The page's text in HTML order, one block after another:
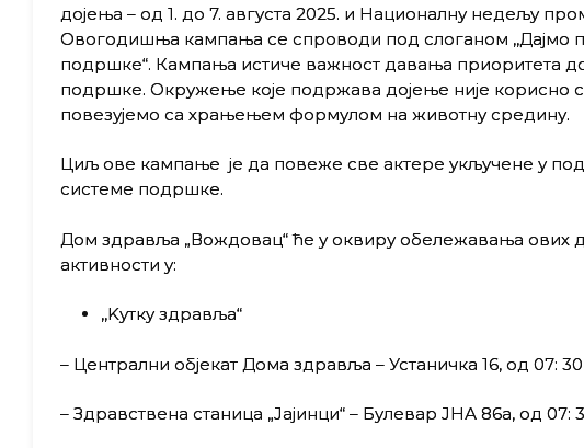
дојења – од 1. до 7. августа 2025. и Националну недељу
Овогодишња кампања се спроводи под слоганом ,,Дајмо
подршке“. Кампања истиче важност давања приоритета
подршке. Окружење које подржава дојење није корисно
повезујемо са храњењем формулом на животну средину.
Циљ ове кампање је да повеже све актере укључене у
системе подршке.
Дом здравља „Вождовац“ ће у оквиру обележавања ових
активности у:
,,Kутку здравља“
– Централни објекат Дома здравља – Устаничка 16, од 07:
– Здравствена станица „Јајинци“ – Булевар ЈНА 86а, од 07: